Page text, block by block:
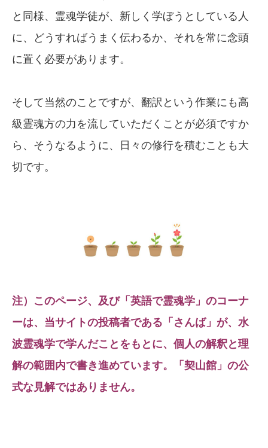
と同様、霊魂学徒が、新しく学ぼうとしている人
に、どうすればうまく伝わるか、それを常に念頭
に置く必要があります。
そして当然のことですが、翻訳という作業にも高
級霊魂方の力を流していただくことが必須ですか
ら、そうなるように、日々の修行を積むことも大
切です。
注）このページ、及び「英語で霊魂学」のコーナ
ーは、当サイトの投稿者である「さんば」が、水
波霊魂学で学んだことをもとに、個人の解釈と理
解の範囲内で書き進めています。「契山館」の公
式な見解ではありません。